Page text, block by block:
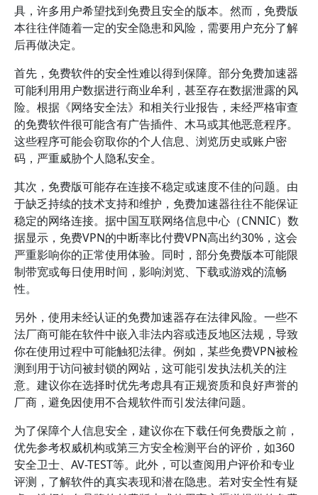
具，许多用户希望找到免费且安全的版本。然而，免费版
本往往伴随着一定的安全隐患和风险，需要用户充分了解
后再做决定。
首先，免费软件的安全性难以得到保障。部分免费加速器
可能利用用户数据进行商业牟利，甚至存在数据泄露的风
险。根据《网络安全法》和相关行业报告，未经严格审查
的免费软件很可能含有广告插件、木马或其他恶意程序。
这些程序可能会窃取你的个人信息、浏览历史或账户密
码，严重威胁个人隐私安全。
其次，免费版可能存在连接不稳定或速度不佳的问题。由
于缺乏持续的技术支持和维护，免费加速器往往不能保证
稳定的网络连接。据中国互联网络信息中心（CNNIC）数
据显示，免费VPN的中断率比付费VPN高出约30%，这会
严重影响你的正常使用体验。同时，部分免费版本可能限
制带宽或每日使用时间，影响浏览、下载或游戏的流畅
性。
另外，使用未经认证的免费加速器存在法律风险。一些不
法厂商可能在软件中嵌入非法内容或违反地区法规，导致
你在使用过程中可能触犯法律。例如，某些免费VPN被检
测到用于访问被封锁的网站，这可能引发执法机关的注
意。建议你在选择时优先考虑具有正规资质和良好声誉的
厂商，避免因使用不合规软件而引发法律问题。
为了保障个人信息安全，建议你在下载任何免费版之前，
优先参考权威机构或第三方安全检测平台的评价，如360
安全卫士、AV-TEST等。此外，可以查阅用户评价和专业
评测，了解软件的真实表现和潜在隐患。若对安全性有疑